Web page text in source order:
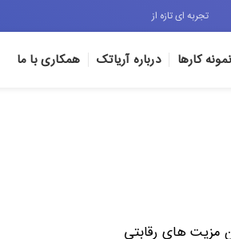
تجربه ای تازه از
نمونه کارها درباره آریاتک همکاری با ما
مزیت های رقابتی